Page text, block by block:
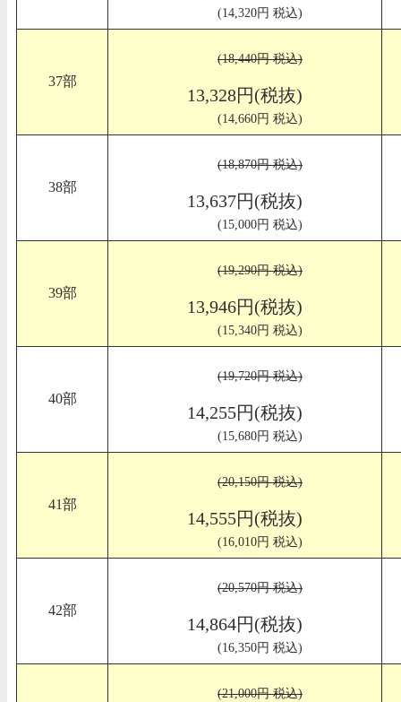
(14,320円 税込)
37部
(18,440円 税込)
13,328円(税抜)
(14,660円 税込)
38部
(18,870円 税込)
13,637円(税抜)
(15,000円 税込)
39部
(19,290円 税込)
13,946円(税抜)
(15,340円 税込)
40部
(19,720円 税込)
14,255円(税抜)
(15,680円 税込)
41部
(20,150円 税込)
14,555円(税抜)
(16,010円 税込)
42部
(20,570円 税込)
14,864円(税抜)
(16,350円 税込)
(21,000円 税込)